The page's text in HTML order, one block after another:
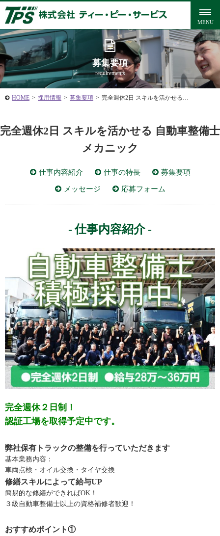
募集要項
requirements
HOME > 採用情報 > 募集要項 > 完全週休2日 スキルを活かせる…
完全週休2日 スキルを活かせる 自動車整備士
メカニック
仕事内容紹介 仕事の特長 募集要項
メッセージ 応募フォーム
仕事内容紹介
完全週休２日制！
認証工場を取得予定中です。
弊社保有トラックの整備を行っていただきます
基本業務内容：
車両点検・オイル交換・タイヤ交換
修繕スキルによって給与UP
簡易的な修繕ができればOK！
３級自動車整備士以上の資格補修者歓迎！
おすすめポイント①